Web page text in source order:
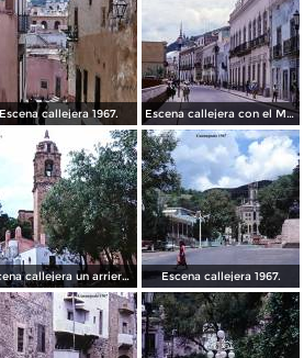
Escena callejera 1967. Escena callejera con el Mto al Pipila al fondo 1967.
Escena callejera un arriero 1967. Escena callejera 1967.